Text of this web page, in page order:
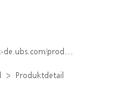
detail/index/isin/DE000WA7SP60
Produktdetail